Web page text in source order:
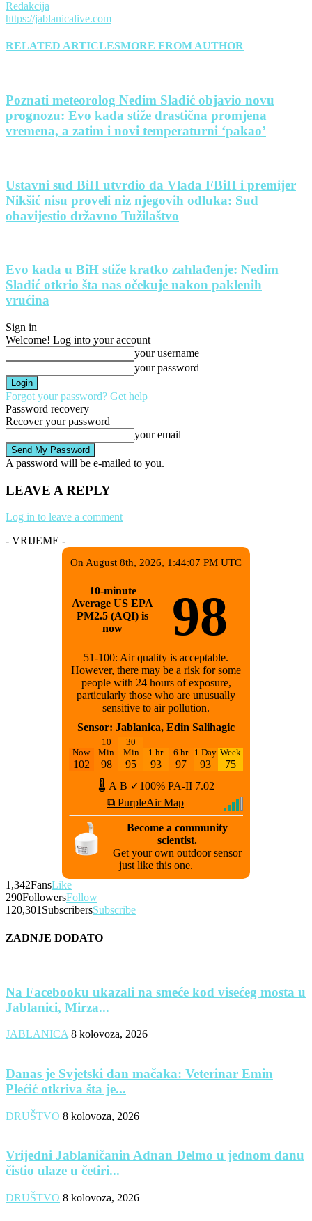
Redakcija
https://jablanicalive.com
RELATED ARTICLESMORE FROM AUTHOR
Poznati meteorolog Nedim Sladić objavio novu
prognozu: Evo kada stiže drastična promjena
vremena, a zatim i novi temperaturni ‘pakao’
Ustavni sud BiH utvrdio da Vlada FBiH i premijer
Nikšić nisu proveli niz njegovih odluka: Sud
obavijestio državno Tužilaštvo
Evo kada u BiH stiže kratko zahlađenje: Nedim
Sladić otkrio šta nas očekuje nakon paklenih
vrućina
Sign in
Welcome! Log into your account
your username
your password
Forgot your password? Get help
Password recovery
Recover your password
your email
A password will be e-mailed to you.
LEAVE A REPLY
Log in to leave a comment
- VRIJEME -
On August 8th, 2026, 1:44:07 PM UTC
10-minute
Average US EPA
PM2.5 (AQI) is
now
98
51-100: Air quality is acceptable.
However, there may be a risk for some
people with 24 hours of exposure,
particularly those who are unusually
sensitive to air pollution.
Sensor: Jablanica, Edin Salihagic
Now
102
10
Min
98
30
Min
95
1 hr
93
6 hr
97
1 Day
93
Week
75
🌡 A B ✓100% PA-II 7.02
⧉ PurpleAir Map
Become a community
scientist.
Get your own outdoor sensor
just like this one.
1,342FansLike
290FollowersFollow
120,301 SubscribersSubscribe
ZADNJE DODATO
Na Facebooku ukazali na smeće kod visećeg mosta u
Jablanici, Mirza...
JABLANICA 8 kolovoza, 2026
Danas je Svjetski dan mačaka: Veterinar Emin
Plećić otkriva šta je...
DRUŠTVO 8 kolovoza, 2026
Vrijedni Jablaničanin Adnan Đelmo u jednom danu
čistio ulaze u četiri...
DRUŠTVO 8 kolovoza, 2026